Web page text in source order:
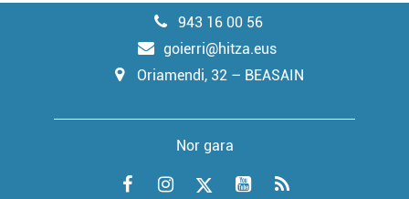
943 16 00 56
goierri@hitza.eus
Oriamendi, 32 – BEASAIN
Nor gara